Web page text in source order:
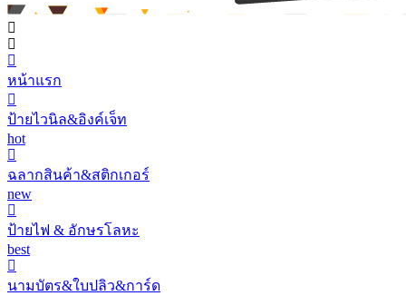
หน้าแรก
ป้ายไวนิล&อิงค์เจ็ท
hot
ฉลากสินค้า&สติกเกอร์
new
ป้ายไฟ & อักษรโลหะ
best
นามบัตร&ใบปลิว&การ์ด